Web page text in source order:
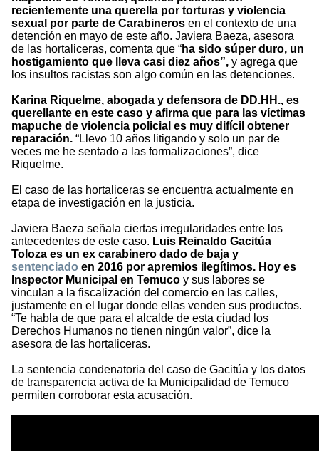
recientemente una querella por torturas y violencia
sexual por parte de Carabineros en el contexto de una
detención en mayo de este año. Javiera Baeza, asesora
de las hortaliceras, comenta que “ha sido súper duro, un
hostigamiento que lleva casi diez años”, y agrega que
los insultos racistas son algo común en las detenciones.
Karina Riquelme, abogada y defensora de DD.HH., es
querellante en este caso y afirma que para las víctimas
mapuche de violencia policial es muy difícil obtener
reparación. “Llevo 10 años litigando y solo un par de
veces me he sentado a las formalizaciones”, dice
Riquelme.
El caso de las hortaliceras se encuentra actualmente en
etapa de investigación en la justicia.
Javiera Baeza señala ciertas irregularidades entre los
antecedentes de este caso. Luis Reinaldo Gacitúa
Toloza es un ex carabinero dado de baja y
sentenciado en 2016 por apremios ilegítimos. Hoy es
Inspector Municipal en Temuco y sus labores se
vinculan a la fiscalización del comercio en las calles,
justamente en el lugar donde ellas venden sus productos.
“Te habla de que para el alcalde de esta ciudad los
Derechos Humanos no tienen ningún valor”, dice la
asesora de las hortaliceras.
La sentencia condenatoria del caso de Gacitúa y los datos
de transparencia activa de la Municipalidad de Temuco
permiten corroborar esta acusación.